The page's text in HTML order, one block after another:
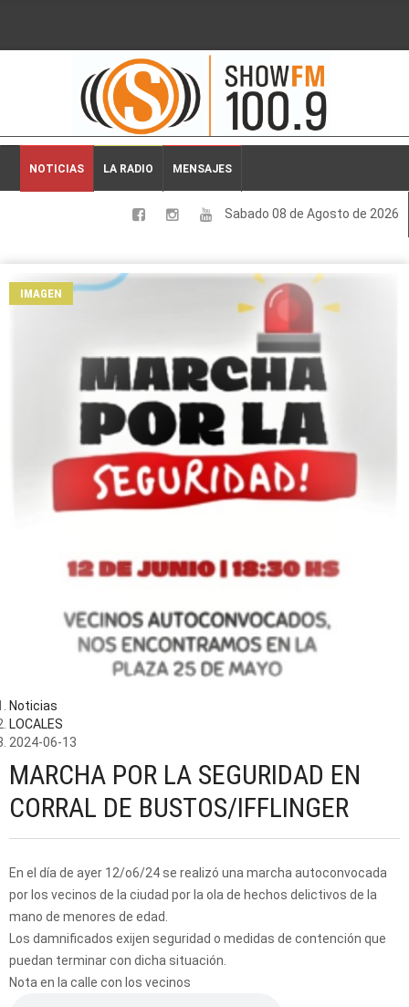
2026-08-08 04:12:17
NOTICIAS LA RADIO MENSAJES
Sabado 08 de Agosto de 2026
LOCALES
DEPORTES
ESPECTACULOS
INTERNACIONALES
IMAGEN
Noticias
LOCALES
2024-06-13
MARCHA POR LA SEGURIDAD EN
CORRAL DE BUSTOS/IFFLINGER
En el día de ayer 12/o6/24 se realizó una marcha autoconvocada
por los vecinos de la ciudad por la ola de hechos delictivos de la
mano de menores de edad.
Los damnificados exijen seguridad o medidas de contención que
puedan terminar con dicha situación.
Nota en la calle con los vecinos